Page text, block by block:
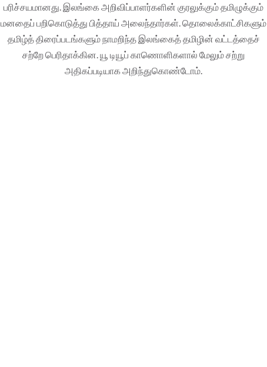
பரிச்சயமானது. இலங்கை அறிவிப்பாளர்களின் குரலுக்கும் தமிழுக்கும்
மனதைப் பறிகொடுத்து பித்தாய் அலைந்தார்கள். தொலைக்காட்சிகளும்
தமிழ்த் திரைப்படங்களும் நாமறிந்த இலங்கைத் தமிழின் வட்டத்தைச்
சற்றே பெரிதாக்கின. யூ டியூப் காணொளிகளால் மேலும் சற்று
அதிகப்படியாக அறிந்துகொண்டோம்.